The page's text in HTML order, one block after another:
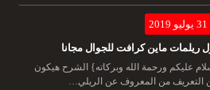
31 يوليو 2019
ريلمات ماين كرافت للجوال مجانا
عليكم ورحمة الله وبركاته} الشرح هيكون
التعريف من المعروف عن الريلي…